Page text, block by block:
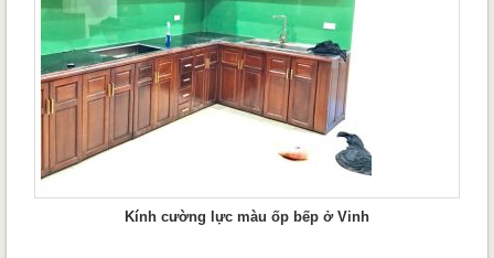
Kính cường lực màu ốp bếp ở Vinh